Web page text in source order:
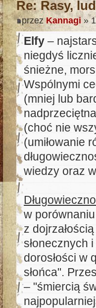
Re: Rasy,
przezKannagi»
Elfy –
niegdyś
śnieżne,
Wspólnymi
(mniej lub
(choć nie
(umiłowanie
wiedzy oraz
w
z
słonecznych
dorosłości w
słońca".
– "śmiercią